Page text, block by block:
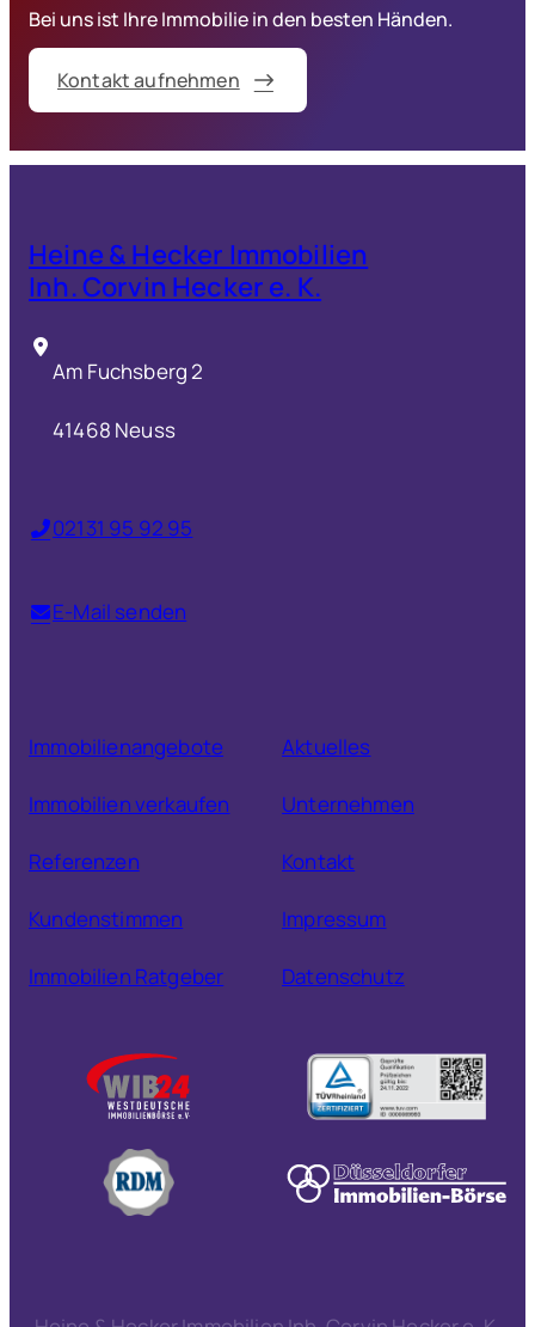
Bei uns ist Ihre Immobilie in den besten Händen.
Kontakt aufnehmen
Heine & Hecker Immobilien
Inh. Corvin Hecker e. K.
Am Fuchsberg 2
41468 Neuss
02131 95 92 95
E-Mail senden
Immobilienangebote
Immobilien verkaufen
Referenzen
Kundenstimmen
Immobilien Ratgeber
Aktuelles
Unternehmen
Kontakt
Impressum
Datenschutz